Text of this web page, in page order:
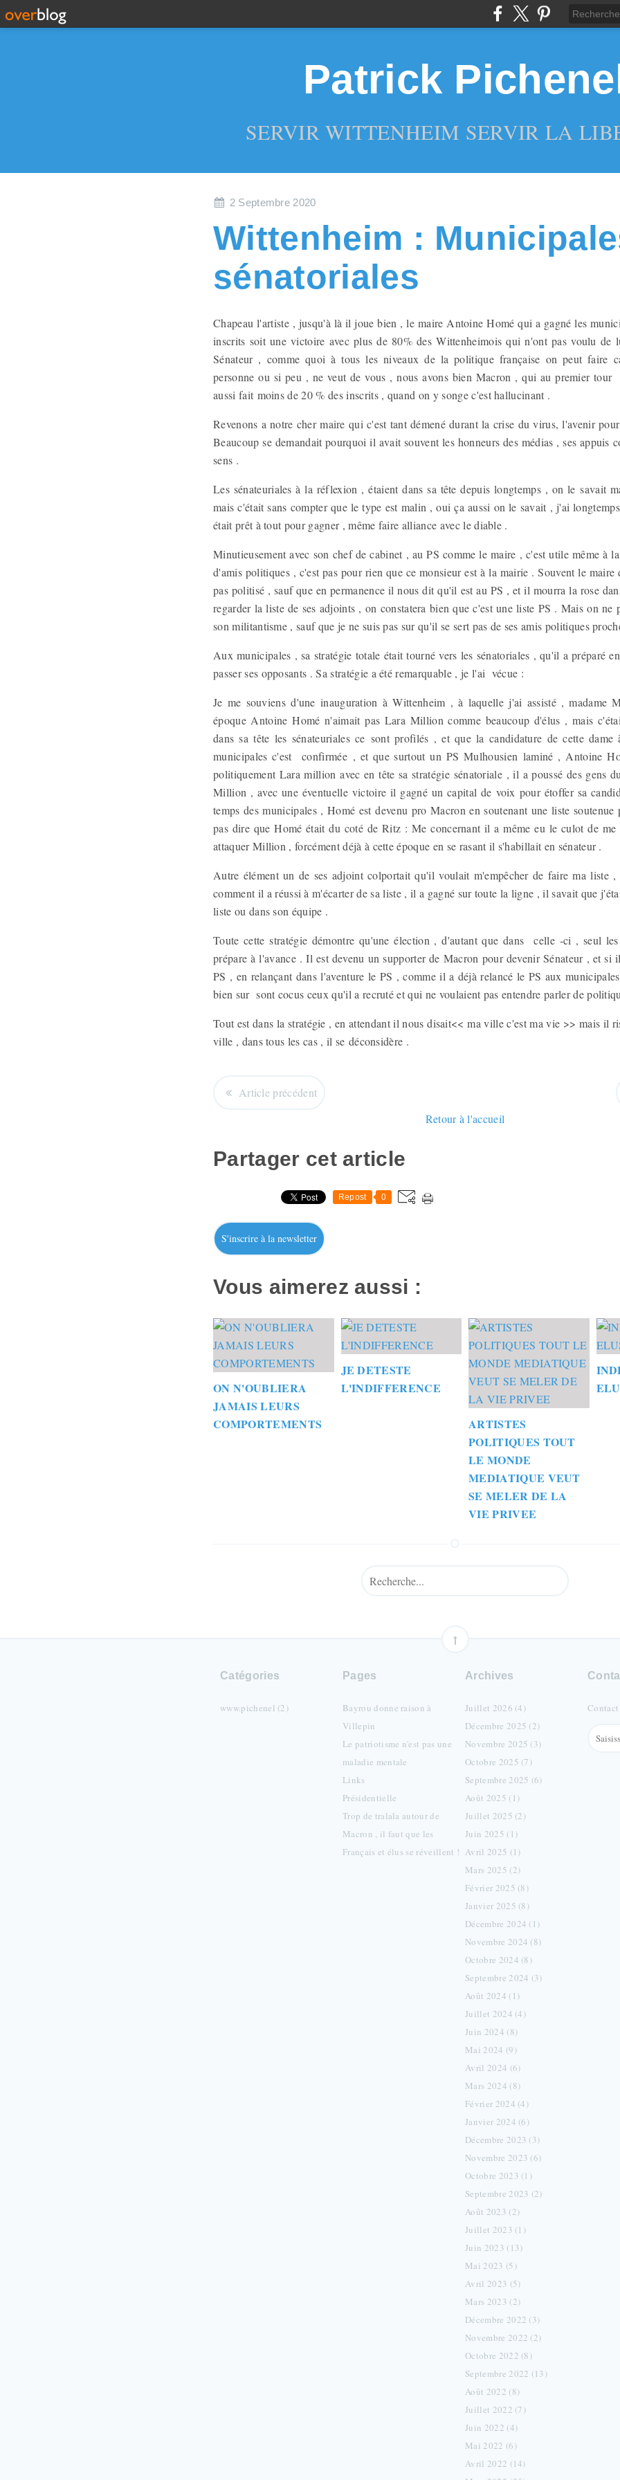
Patrick
SERVIR WITTENHEIM SERVIR LA
2 Septembre 2020
Wittenheim :
sénatoriales
Chapeau l'artiste , jusqu'à là il joue bien , le maire Antoine Homé qui a gagné les
inscrits soit une victoire avec plus de 80% des Wittenheimois qui n'ont pas voulu de
Sénateur , comme quoi à tous les niveaux de la politique française on peut faire
personne ou si peu , ne veut de vous , nous avons bien Macron , qui au premier tour
aussi fait moins de 20 % des inscrits , quand on y songe c'est hallucinant .
Revenons a notre cher maire qui c'est tant démené durant la crise du virus, l'avenir
Beaucoup se demandait pourquoi il avait souvent les honneurs des médias , ses appuis
sens .
Les sénateuriales à la réflexion , étaient dans sa tête depuis longtemps , on le savait
mais c'était sans compter que le type est malin , oui ça aussi on le savait , j'ai
était prêt à tout pour gagner , même faire alliance avec le diable .
Minutieusement avec son chef de cabinet , au PS comme le maire , c'est utile même à
d'amis politiques , c'est pas pour rien que ce monsieur est à la mairie . Souvent le
pas politisé , sauf que en permanence il nous dit qu'il est au PS , et il mourra la rose
regarder la liste de ses adjoints , on constatera bien que c'est une liste PS . Mais on ne
son militantisme , sauf que je ne suis pas sur qu'il se sert pas de ses amis politiques
Aux municipales , sa stratégie totale était tourné vers les sénatoriales , qu'il a préparé
passer ses opposants . Sa stratégie a été remarquable , je l'ai vécue :
Je me souviens d'une inauguration à Wittenheim , à laquelle j'ai assisté , madame
époque Antoine Homé n'aimait pas Lara Million comme beaucoup d'élus , mais
dans sa tête les sénateuriales ce sont profilés , et que la candidature de cette
municipales c'est confirmée , et que surtout un PS Mulhousien laminé , Antoine
politiquement Lara million avec en tête sa stratégie sénatoriale , il a poussé des gens
Million , avec une éventuelle victoire il gagné un capital de voix pour étoffer sa
temps des municipales , Homé est devenu pro Macron en soutenant une liste
pas dire que Homé était du coté de Ritz : Me concernant il a même eu le culot de me
attaquer Million , forcément déjà à cette époque en se rasant il s'habillait en sénateur .
Autre élément un de ses adjoint colportait qu'il voulait m'empêcher de faire ma liste
comment il a réussi à m'écarter de sa liste , il a gagné sur toute la ligne , il savait que
liste ou dans son équipe .
Toute cette stratégie démontre qu'une élection , d'autant que dans celle -ci , seul
prépare à l'avance . Il est devenu un supporter de Macron pour devenir Sénateur , et si
PS , en relançant dans l'aventure le PS , comme il a déjà relancé le PS aux
bien sur sont cocus ceux qu'il a recruté et qui ne voulaient pas entendre parler de
Tout est dans la stratégie , en attendant il nous disait<< ma ville c'est ma vie >> mais il
ville , dans tous les cas , il se déconsidère .
Article précédent
Retour à l'accueil
Partager cet article
Repost 0
S'inscrire à la newsletter
Vous aimerez aussi :
ON N'OUBLIERA
JAMAIS LEURS
COMPORTEMENTS
JE DETESTE
L'INDIFFERENCE
ARTISTES
POLITIQUES TOUT
LE MONDE
MEDIATIQUE VEUT
SE MELER DE LA
VIE PRIVEE
Catégories
www.pichenel (2)
Pages
Bayrou donne raison à
Villepin
Le patriotisme n'est pas une
maladie mentale
Links
Présidentielle
Trop de tralala autour de
Macron , il faut que les
Français et élus se réveillent !
Archives
Juillet 2026 (4)
Décembre 2025 (2)
Novembre 2025 (3)
Octobre 2025 (7)
Septembre 2025 (6)
Août 2025 (1)
Juillet 2025 (2)
Juin 2025 (1)
Avril 2025 (1)
Mars 2025 (2)
Février 2025 (8)
Janvier 2025 (8)
Décembre 2024 (1)
Novembre 2024 (8)
Octobre 2024 (8)
Septembre 2024 (3)
Août 2024 (1)
Juillet 2024 (4)
Juin 2024 (8)
Mai 2024 (9)
Avril 2024 (6)
Mars 2024 (8)
Février 2024 (4)
Janvier 2024 (6)
Décembre 2023 (3)
Novembre 2023 (6)
Octobre 2023 (1)
Septembre 2023 (2)
Août 2023 (2)
Juillet 2023 (1)
Juin 2023 (13)
Mai 2023 (5)
Avril 2023 (5)
Mars 2023 (2)
Décembre 2022 (3)
Novembre 2022 (2)
Octobre 2022 (8)
Septembre 2022 (13)
Août 2022 (8)
Juillet 2022 (7)
Juin 2022 (4)
Mai 2022 (6)
Avril 2022 (14)
Contact